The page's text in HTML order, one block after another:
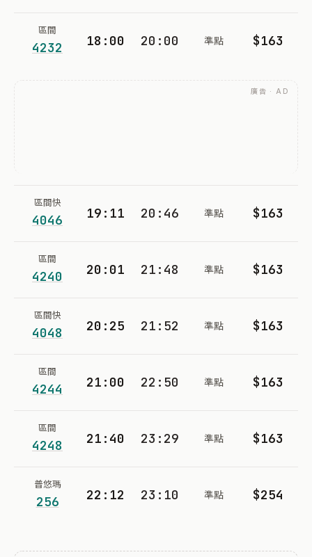
區間
4232 18:00 20:00 準點 $163
廣告 · AD
區間快
4046 19:11 20:46 準點 $163
區間
4240 20:01 21:48 準點 $163
區間快
4048 20:25 21:52 準點 $163
區間
4244 21:00 22:50 準點 $163
區間
4248 21:40 23:29 準點 $163
普悠瑪
256 22:12 23:10 準點 $254